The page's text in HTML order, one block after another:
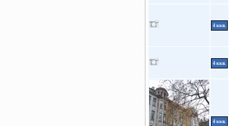
4 ккв.
4 ккв.
4 ккв.